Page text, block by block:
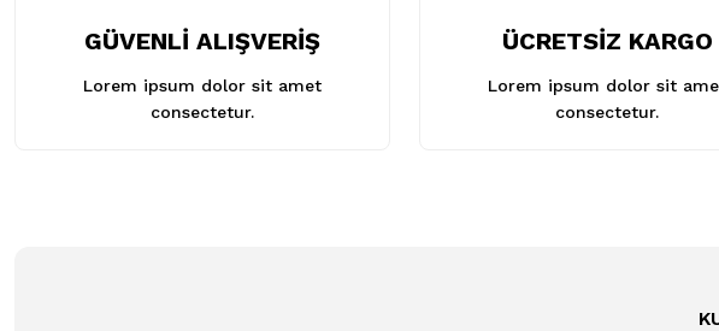
GÜVENLİ ALIŞVERİŞ
Lorem ipsum dolor sit amet
consectetur.
ÜCRETSİZ KARGO
Lorem ipsum dolor sit
consectetur.